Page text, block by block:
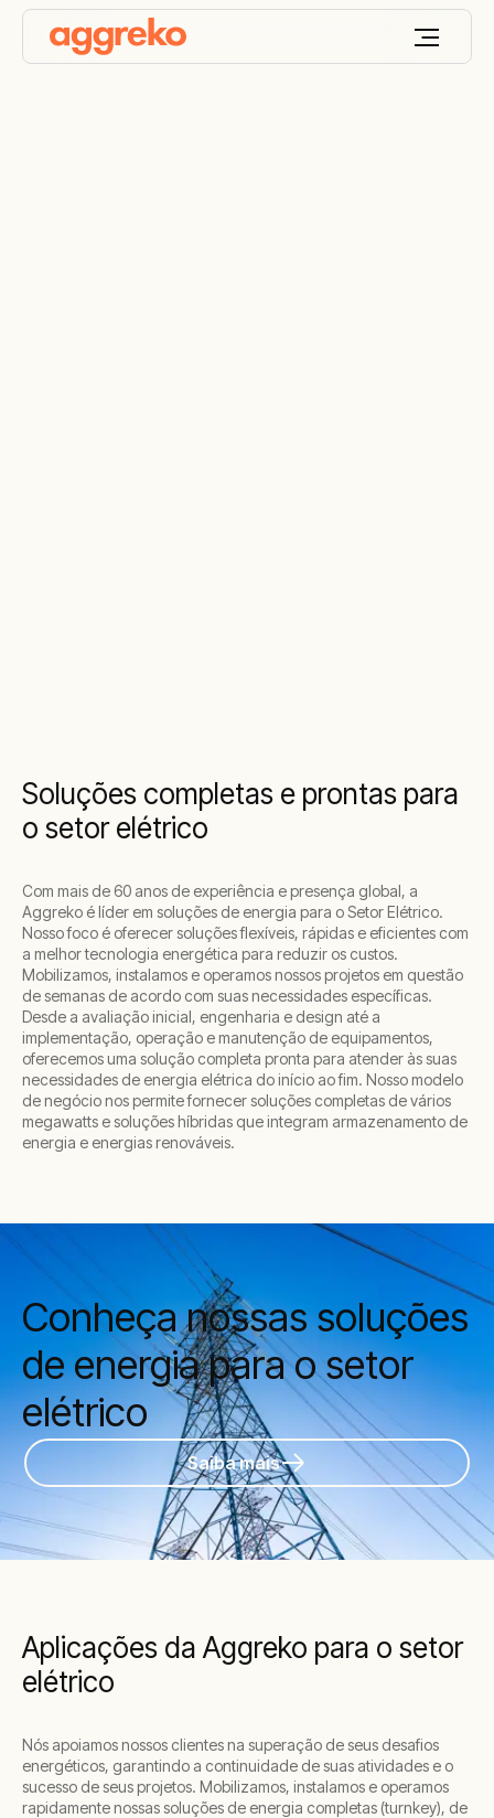
Soluções completas e prontas para
o setor elétrico
Com mais de 60 anos de experiência e presença global, a
Aggreko é líder em soluções de energia para o Setor Elétrico.
Nosso foco é oferecer soluções flexíveis, rápidas e eficientes com
a melhor tecnologia energética para reduzir os custos.
Mobilizamos, instalamos e operamos nossos projetos em questão
de semanas de acordo com suas necessidades específicas.
Desde a avaliação inicial, engenharia e design até a
implementação, operação e manutenção de equipamentos,
oferecemos uma solução completa pronta para atender às suas
necessidades de energia elétrica do início ao fim. Nosso modelo
de negócio nos permite fornecer soluções completas de vários
megawatts e soluções híbridas que integram armazenamento de
energia e energias renováveis.
Conheça nossas soluções
de energia para o setor
elétrico
Saiba mais
Aplicações da Aggreko para o setor
elétrico
Nós apoiamos nossos clientes na superação de seus desafios
energéticos, garantindo a continuidade de suas atividades e o
sucesso de seus projetos. Mobilizamos, instalamos e operamos
rapidamente nossas soluções de energia completas (turnkey), de